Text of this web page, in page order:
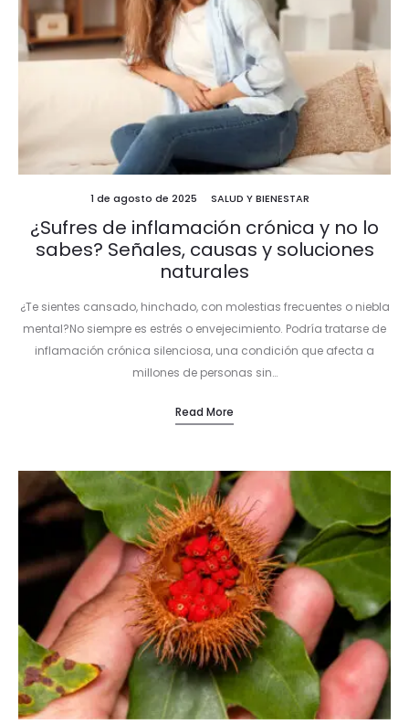
1 de agosto de 2025 SALUD Y BIENESTAR
¿Sufres de inflamación crónica y no lo
sabes? Señales, causas y soluciones
naturales
¿Te sientes cansado, hinchado, con molestias frecuentes o niebla
mental?No siempre es estrés o envejecimiento. Podría tratarse de
inflamación crónica silenciosa, una condición que afecta a
millones de personas sin…
Read More